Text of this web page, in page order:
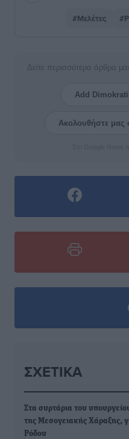
#Μελέτες
Δείτε περισσότερα άρθρα
Add
Ακολουθήστε
ΣΧΕΤΙΚΆ
Στα συρτάρια του
της Μεσογειακής Χάραξης,
Ρόδου